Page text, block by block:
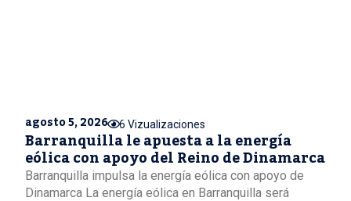
agosto 5, 2026 6 Vizualizaciones
Barranquilla le apuesta a la energía
eólica con apoyo del Reino de Dinamarca
Barranquilla impulsa la energía eólica con apoyo de
Dinamarca La energía eólica en Barranquilla será